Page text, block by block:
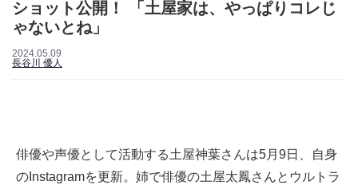
ショット公開！ 「土屋家は、やっぱりコレじ
ゃないとね」
2024.05.09
長谷川 優人
俳優や声優として活動する土屋神葉さんは5月9日、自身
のInstagramを更新。姉で俳優の土屋太鳳さんとウルトラ